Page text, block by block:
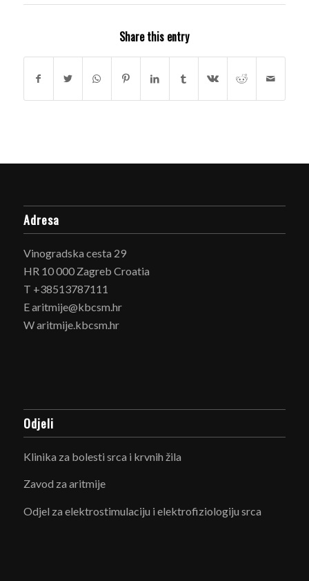
Share this entry
Adresa
Vinogradska cesta 29
HR 10 000 Zagreb Croatia
T +38513787111
E aritmije@kbcsm.hr
W aritmije.kbcsm.hr
Odjeli
Klinika za bolesti srca i krvnih žila
Zavod za aritmije
Odjel za elektrostimulaciju i elektrofiziologiju srca